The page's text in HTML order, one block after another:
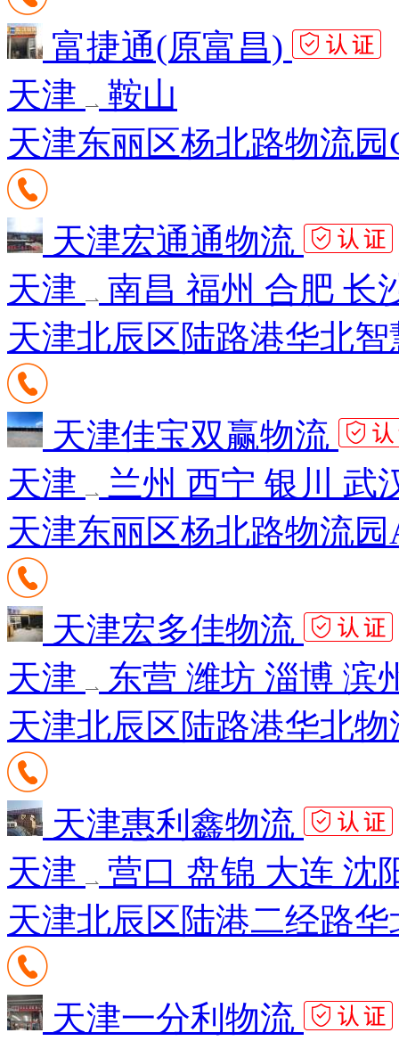
富捷通(原富昌)
天津
鞍山
天津东丽区杨北路物流园
天津宏通通物流
天津
南昌 福州 合肥 长
天津北辰区陆路港华北
天津佳宝双赢物流
天津
兰州 西宁 银川 武
天津东丽区杨北路物流
天津宏多佳物流
天津
东营 潍坊 淄博 滨
天津北辰区陆路港华北
天津惠利鑫物流
天津
营口 盘锦 大连 沈
天津北辰区陆港二经路
天津一分利物流